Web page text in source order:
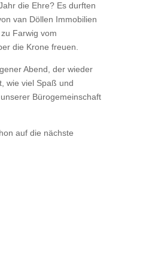
die Ehre? Es durften
van Döllen Immobilien
Farwig vom
die Krone freuen.
Abend, der wieder
wie viel Spaß und
Bürogemeinschaft
auf die nächste